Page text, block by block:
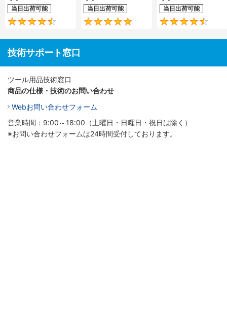
当日出荷可能
4.7
当日出荷可能
4.8
当日出荷可能
技術サポート窓口
ツール用品技術窓口
商品の仕様・技術のお問い合わせ
Webお問い合わせフォーム
営業時間：9:00～18:00（土曜日・日曜日・祝日は除く）
※お問い合わせフォームは24時間受付しております。